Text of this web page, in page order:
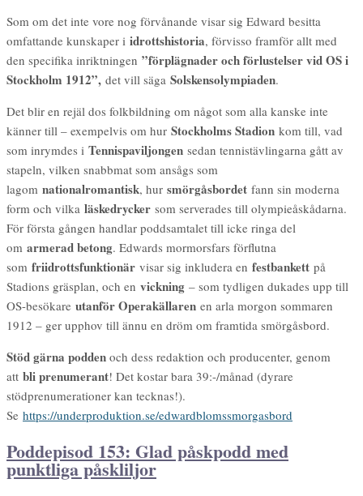
Som om det inte vore nog förvånande visar sig Edward besitta
omfattande kunskaper i idrottshistoria, förvisso framför allt med
den specifika inriktningen ”förplägnader och förlustelser vid OS i
Stockholm 1912”, det vill säga Solskensolympiaden.
Det blir en rejäl dos folkbildning om något som alla kanske inte
känner till – exempelvis om hur Stockholms Stadion kom till, vad
som inrymdes i Tennispaviljongen sedan tennistävlingarna gått av
stapeln, vilken snabbmat som ansågs som
lagom nationalromantisk, hur smörgåsbordet fann sin moderna
form och vilka läskedrycker som serverades till olympieåskådarna.
För första gången handlar poddsamtalet till icke ringa del
om armerad betong. Edwards mormorsfars förflutna
som friidrottsfunktionär visar sig inkludera en festbankett på
Stadions gräsplan, och en vickning – som tydligen dukades upp till
OS-besökare utanför Operakällaren en arla morgon sommaren
1912 – ger upphov till ännu en dröm om framtida smörgåsbord.
Stöd gärna podden och dess redaktion och producenter, genom
att bli prenumerant! Det kostar bara 39:-/månad (dyrare
stödprenumerationer kan tecknas!).
Se https://underproduktion.se/edwardblomssmorgasbord
Poddepisod 153: Glad påskpodd med
punktliga påskliljor